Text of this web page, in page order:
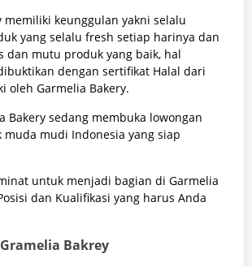
memiliki keunggulan yakni selalu
yang selalu fresh setiap harinya dan
dan mutu produk yang baik, hal
dengan sertifikat Halal dari
oleh Garmelia Bakery.
Bakery sedang membuka lowongan
muda mudi Indonesia yang siap
untuk menjadi bagian di Garmelia
dan Kualifikasi yang harus Anda
Bakrey